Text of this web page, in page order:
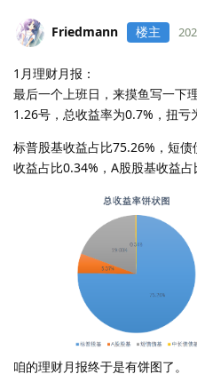
Friedmann 楼主
1月理财月报：
最后一个上班日，来摸鱼写一下
1.26号，总收益率为0.7%，扭亏
标普股基收益占比75.26%，短
收益占比0.34%，A股股基收益占
咱的理财月报终于是有饼图了。